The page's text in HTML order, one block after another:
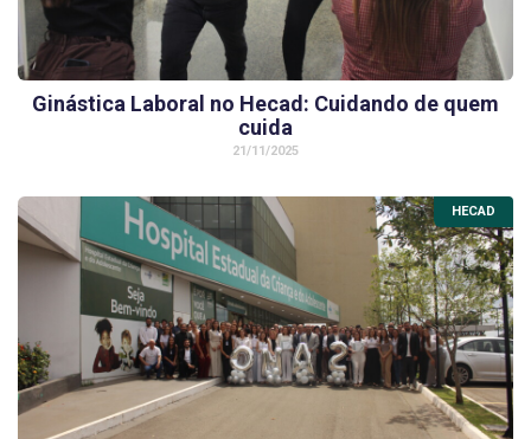
Ginástica Laboral no Hecad: Cuidando de quem
cuida
21/11/2025
HECAD